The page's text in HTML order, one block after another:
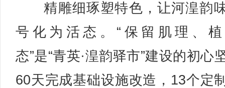
精雕细琢塑特色，让河湟韵
号化为活态。“保留肌理、
态”是“青英·湟韵驿市”建设的初心
60天完成基础设施改造，13个定